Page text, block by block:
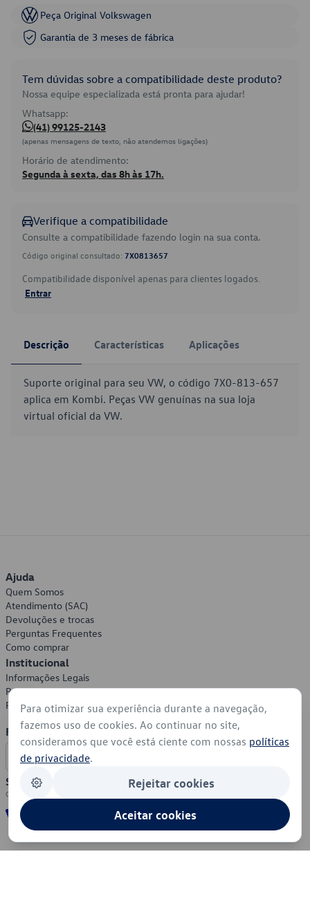
Peça Original Volkswagen
Garantia de 3 meses de fábrica
Tem dúvidas sobre a compatibilidade deste produto?
Nossa equipe especializada está pronta para ajudar!
Whatsapp:
(41) 99125-2143
(apenas mensagens de texto, não atendemos ligações)
Horário de atendimento:
Segunda à sexta, das 8h às 17h.
Verifique a compatibilidade
Consulte a compatibilidade fazendo login na sua conta.
Código original consultado: 7X0813657
Compatibilidade disponível apenas para clientes logados.
Entrar
Descrição Características Aplicações
Suporte original para seu VW, o código 7X0-813-657
aplica em Kombi. Peças VW genuínas na sua loja
virtual oficial da VW.
Ajuda
Quem Somos
Atendimento (SAC)
Devoluções e trocas
Perguntas Frequentes
Como comprar
Institucional
Informações Legais
Política de Privacidade
Política de Cookies
Formas de Pagamento
Segurança
Para otimizar sua experiência durante a navegação,
fazemos uso de cookies. Ao continuar no site,
consideramos que você está ciente com nossas políticas
de privacidade.
Rejeitar cookies
Aceitar cookies